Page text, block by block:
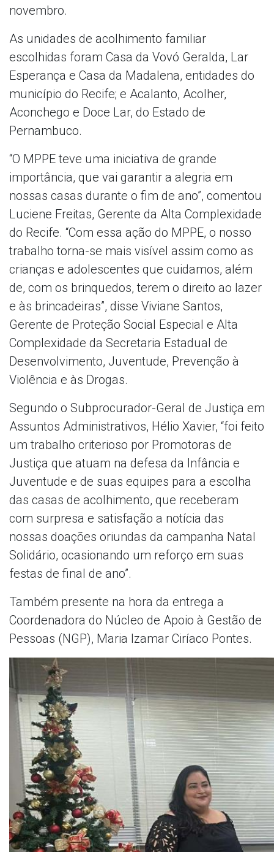
novembro.
As unidades de acolhimento familiar
escolhidas foram Casa da Vovó Geralda, Lar
Esperança e Casa da Madalena, entidades do
município do Recife; e Acalanto, Acolher,
Aconchego e Doce Lar, do Estado de
Pernambuco.
“O MPPE teve uma iniciativa de grande
importância, que vai garantir a alegria em
nossas casas durante o fim de ano”, comentou
Luciene Freitas, Gerente da Alta Complexidade
do Recife. “Com essa ação do MPPE, o nosso
trabalho torna-se mais visível assim como as
crianças e adolescentes que cuidamos, além
de, com os brinquedos, terem o direito ao lazer
e às brincadeiras”, disse Viviane Santos,
Gerente de Proteção Social Especial e Alta
Complexidade da Secretaria Estadual de
Desenvolvimento, Juventude, Prevenção à
Violência e às Drogas.
Segundo o Subprocurador-Geral de Justiça em
Assuntos Administrativos, Hélio Xavier, “foi feito
um trabalho criterioso por Promotoras de
Justiça que atuam na defesa da Infância e
Juventude e de suas equipes para a escolha
das casas de acolhimento, que receberam
com surpresa e satisfação a notícia das
nossas doações oriundas da campanha Natal
Solidário, ocasionando um reforço em suas
festas de final de ano”.
Também presente na hora da entrega a
Coordenadora do Núcleo de Apoio à Gestão de
Pessoas (NGP), Maria Izamar Ciríaco Pontes.